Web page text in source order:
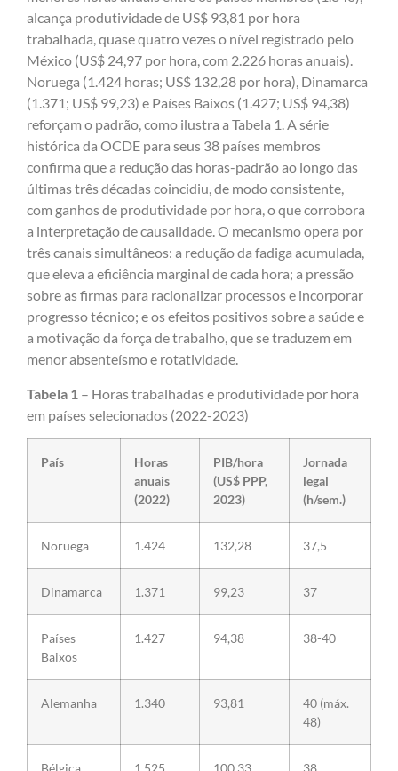
alcança produtividade de US$ 93,81 por hora
trabalhada, quase quatro vezes o nível registrado pelo
México (US$ 24,97 por hora, com 2.226 horas anuais).
Noruega (1.424 horas; US$ 132,28 por hora), Dinamarca
(1.371; US$ 99,23) e Países Baixos (1.427; US$ 94,38)
reforçam o padrão, como ilustra a Tabela 1. A série
histórica da OCDE para seus 38 países membros
confirma que a redução das horas-padrão ao longo das
últimas três décadas coincidiu, de modo consistente,
com ganhos de produtividade por hora, o que corrobora
a interpretação de causalidade. O mecanismo opera por
três canais simultâneos: a redução da fadiga acumulada,
que eleva a eficiência marginal de cada hora; a pressão
sobre as firmas para racionalizar processos e incorporar
progresso técnico; e os efeitos positivos sobre a saúde e
a motivação da força de trabalho, que se traduzem em
menor absenteísmo e rotatividade.
Tabela 1 – Horas trabalhadas e produtividade por hora
em países selecionados (2022-2023)
País
Horas
anuais
(2022)
PIB/hora
(US$ PPP,
2023)
Jornada
legal
(h/sem.)
Noruega 1.424 132,28 37,5
Dinamarca 1.371 99,23 37
Países
Baixos
1.427 94,38 38-40
Alemanha 1.340 93,81
40 (máx.
48)